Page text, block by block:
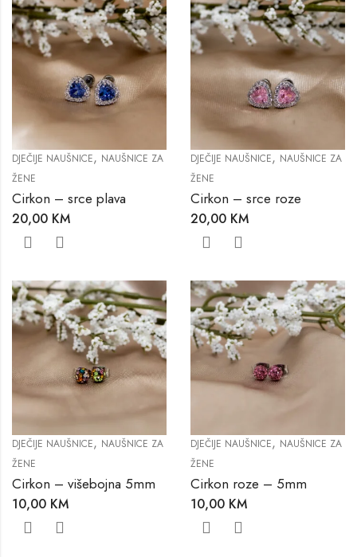
DJEČIJE NAUŠNICE, NAUŠNICE ZA
ŽENE
Cirkon – srce plava
20,00 KM
DJEČIJE NAUŠNICE, NAUŠNICE ZA
ŽENE
Cirkon – srce roze
20,00 KM
DJEČIJE NAUŠNICE, NAUŠNICE ZA
ŽENE
Cirkon – višebojna 5mm
10,00 KM
DJEČIJE NAUŠNICE, NAUŠNICE ZA
ŽENE
Cirkon roze – 5mm
10,00 KM